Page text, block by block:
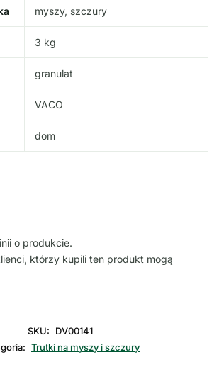
myszy, szczury
3 kg
granulat
VACO
dom
o produkcie.
którzy kupili ten produkt mogą
SKU:
DV00141
Trutki na myszy i szczury